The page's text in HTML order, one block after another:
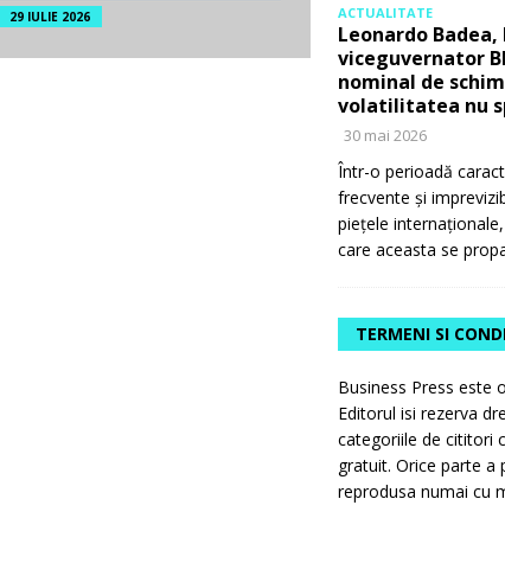
29 IULIE 2026 ACTUALITATE
Leonardo Badea,
viceguvernator
nominal de
volatilitatea nu
30 mai 2026
Într-o perioadă
frecvente și
piețele
care aceasta se
TERMENI SI
Business Press este
Editorul isi rezerva
categoriile de cititori
gratuit. Orice parte a
reprodusa numai cu